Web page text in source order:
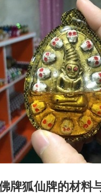
牌狐仙牌的材料